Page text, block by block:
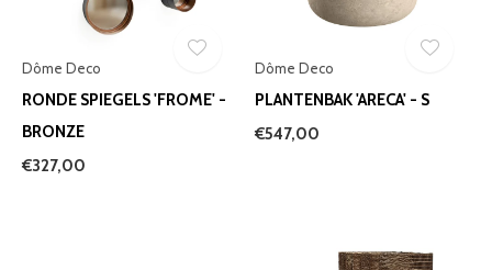
Dôme Deco
RONDE SPIEGELS 'FROME' -
BRONZE
€327,00
Dôme Deco
PLANTENBAK 'ARECA' - S
€547,00